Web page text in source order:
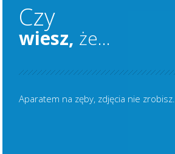
Czy
wiesz, że...
Aparatem na zęby, zdjęcia nie zrobisz.